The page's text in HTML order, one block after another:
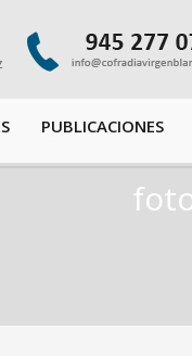
PUBLICACIONES